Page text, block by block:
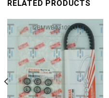
RELATED PRODUCTS